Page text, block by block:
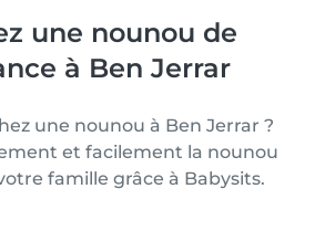
une nounou de
à Ben Jerrar
une nounou à Ben Jerrar ?
et facilement la nounou
famille grâce à Babysits.